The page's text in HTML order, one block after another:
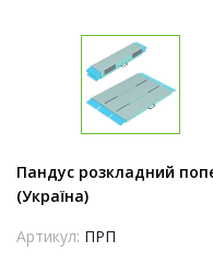
Пандус розкладний
(Україна)
Артикул: ПРП